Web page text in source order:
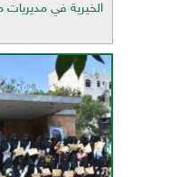
الخيرية في مديريات